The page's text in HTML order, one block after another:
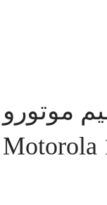
Motorola